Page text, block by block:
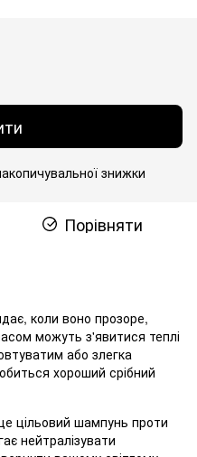
знижки
Порівняти
коли воно прозоре,
можуть з'явитися теплі
або злегка
хороший срібний
цільовий шампунь проти
нейтралізувати